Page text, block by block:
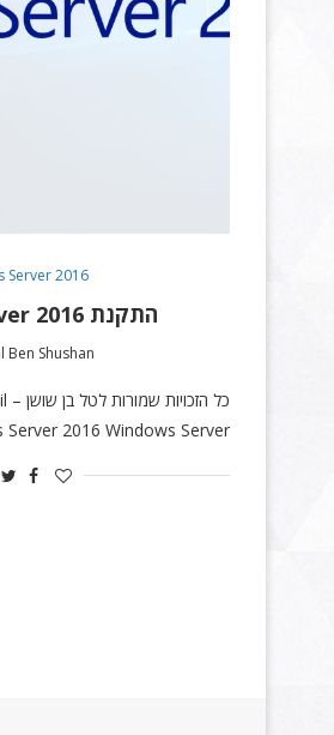
Server 2016
התקנת Windows Server 2016
Ben Shushan
2016 Windows Server…